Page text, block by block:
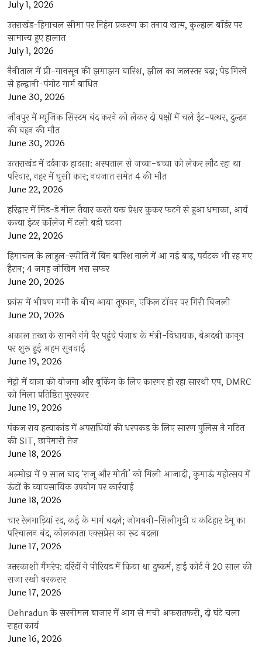
July 1, 2026
उत्तराखंड-हिमाचल सीमा पर निहंग प्रकरण का तनाव खत्म, कुल्हाल बॉर्डर पर
सामान्य हुए हालात
July 1, 2026
नैनीताल में प्री-मानसून की झमाझम बारिश, झील का जलस्तर बढ़ा; पेड़ गिरने
से हल्द्वानी-पंगोट मार्ग बाधित
June 30, 2026
जौनपुर में म्यूजिक सिस्टम बंद करने को लेकर दो पक्षों में चले ईंट-पत्थर, दुल्हन
की बहन की मौत
June 30, 2026
उत्‍तराखंड में दर्दनाक हादसा: अस्पताल से जच्चा-बच्चा को लेकर लौट रहा था
परिवार, नहर में घुसी कार; नवजात समेत 4 की मौत
June 22, 2026
हरिद्वार में मिड-डे मील तैयार करते वक्त प्रेशर कुकर फटने से हुआ धमाका, आर्य
कन्या इंटर कॉलेज में टली बड़ी घटना
June 22, 2026
हिमाचल के लाहुल-स्पीति में बिन बारिश नाले में आ गई बाढ़, पर्यटक भी रह गए
हैरान; 4 जगह जोखिम भरा सफर
June 20, 2026
फ्रांस में भीषण गर्मी के बीच आया तूफान, एफिल टॉवर पर गिरी बिजली
June 20, 2026
अकाल तख्त के सामने नंगे पैर पहुंचे पंजाब के मंत्री-विधायक, बेअदबी कानून
पर शुरू हुई अहम सुनवाई
June 19, 2026
मेट्रो में यात्रा की योजना और बुकिंग के लिए कारगर हो रहा सारथी एप, DMRC
को मिला प्रतिष्ठित पुरस्कार
June 19, 2026
पंकज राय हत्याकांड में अपराधियों की धरपकड़ के लिए सारण पुलिस ने गठित
की SIT, छापेमारी तेज
June 18, 2026
अल्मोड़ा में 9 साल बाद ‘राजू और मोती’ को मिली आजादी, कुमाऊं महोत्सव में
ऊंटों के व्यावसायिक उपयोग पर कार्रवाई
June 18, 2026
चार रेलगाड़ियां रद, कई के मार्ग बदले; जोगबनी-सिलीगुड़ी व कटिहार डेमू का
परिचालन बंद, कोलकाता एक्सप्रेस का रूट बदला
June 17, 2026
उत्तरकाशी गैंगरेप: दरिंदों ने पीरियड में किया था दुष्कर्म, हाई कोर्ट ने 20 साल की
सजा रखी बरकरार
June 17, 2026
Dehradun के सरनीमल बाजार में आग से मची अफरातफरी, दो घंटे चला
राहत कार्य
June 16, 2026